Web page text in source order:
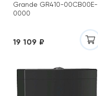
Grande GR410-00CB00E-
0000
19 109 ₽